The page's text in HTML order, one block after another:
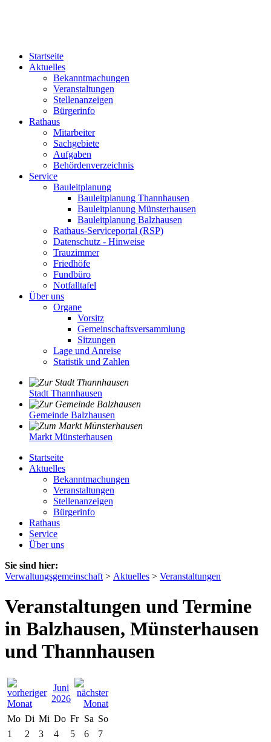
Startseite
Aktuelles
Bekanntmachungen
Veranstaltungen
Stellenanzeigen
Bürgerinfo
Rathaus
Mitarbeiter
Sachgebiete
Aufgaben
Behördenverzeichnis
Service
Bauleitplanung
Bauleitplanung Thannhausen
Bauleitplanung Münsterhausen
Bauleitplanung Balzhausen
Rathaus-Serviceportal (RSP)
Datenschutz - Hinweise
Trauzimmer
Friedhöfe
Fundbüro
Notfalltafel
Über uns
Organe
Vorsitz
Gemeinschaftsversammlung
Sitzungen
Lage und Anreise
Statistik und Zahlen
Stadt Thannhausen
Gemeinde Balzhausen
Markt Münsterhausen
Startseite
Aktuelles
Bekanntmachungen
Veranstaltungen
Stellenanzeigen
Bürgerinfo
Rathaus
Service
Über uns
Sie sind hier:
Verwaltungsgemeinschaft > Aktuelles > Veranstaltungen
Veranstaltungen und Termine
in Balzhausen, Münsterhausen
und Thannhausen
Juni
2026
Mo Di Mi Do Fr Sa So
1
2 3 4 5 6
7